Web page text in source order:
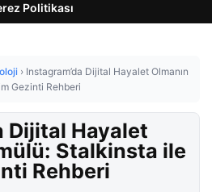
Politikası
› Instagram’da Dijital Hayalet Olmanın
Gezinti Rehberi
Dijital Hayalet
Stalkinsta ile
Rehberi